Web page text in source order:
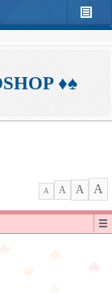
♦♠
A A A A